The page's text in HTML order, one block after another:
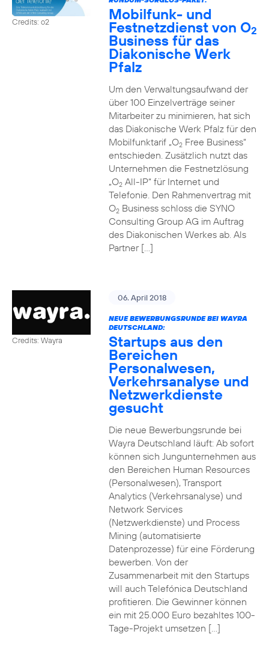
Credits: o2 Mobilfunk- und
Festnetzdienst von O2
Business für das
Diakonische Werk
Pfalz
Um den Verwaltungsaufwand der
über 100 Einzelverträge seiner
Mitarbeiter zu minimieren, hat sich
das Diakonische Werk Pfalz für den
Mobilfunktarif „O2Free Business“
entschieden. Zusätzlich nutzt das
Unternehmen die Festnetzlösung
„O2All-IP“ für Internet und
Telefonie. Den Rahmenvertrag mit
O2Business schloss die SYNO
Consulting Group AG im Auftrag
des Diakonischen Werkes ab. Als
Partner […]
Credits: Wayra
06. April 2018
NEUE BEWERBUNGSRUNDE BEI WAYRA
DEUTSCHLAND:
Startups aus den
Bereichen
Personalwesen,
Verkehrsanalyse und
Netzwerkdienste
gesucht
Die neue Bewerbungsrunde bei
Wayra Deutschland läuft: Ab sofort
können sich Jungunternehmen aus
den Bereichen Human Resources
(Personalwesen), Transport
Analytics (Verkehrsanalyse) und
Network Services
(Netzwerkdienste) und Process
Mining (automatisierte
Datenprozesse) für eine Förderung
bewerben. Von der
Zusammenarbeit mit den Startups
will auch Telefónica Deutschland
profitieren. Die Gewinner können
ein mit 25.000 Euro bezahltes 100-
Tage-Projekt umsetzen […]